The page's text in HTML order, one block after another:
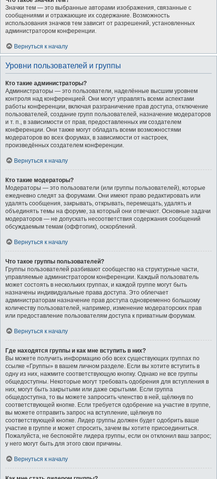
Значки тем — это выбранные авторами изображения, связанные с
сообщениями и отражающие их содержание. Возможность
использования значков тем зависит от разрешений, установленных
администратором конференции.
Вернуться к началу
Уровни пользователей и группы
Кто такие администраторы?
Администраторы — это пользователи, наделённые высшим уровнем
контроля над конференцией. Они могут управлять всеми аспектами
работы конференции, включая разграничение прав доступа, отключение
пользователей, создание групп пользователей, назначение модераторов
и т. п., в зависимости от прав, предоставленных им создателем
конференции. Они также могут обладать всеми возможностями
модераторов во всех форумах, в зависимости от настроек,
произведённых создателем конференции.
Вернуться к началу
Кто такие модераторы?
Модераторы — это пользователи (или группы пользователей), которые
ежедневно следят за форумами. Они имеют право редактировать или
удалять сообщения, закрывать, открывать, перемещать, удалять и
объединять темы на форуме, за который они отвечают. Основные задачи
модераторов — не допускать несоответствия содержания сообщений
обсуждаемым темам (оффтопик), оскорблений.
Вернуться к началу
Что такое группы пользователей?
Группы пользователей разбивают сообщество на структурные части,
управляемые администратором конференции. Каждый пользователь
может состоять в нескольких группах, и каждой группе могут быть
назначены индивидуальные права доступа. Это облегчает
администраторам назначение прав доступа одновременно большому
количеству пользователей, например, изменение модераторских прав
или предоставление пользователям доступа к приватным форумам.
Вернуться к началу
Где находятся группы и как мне вступить в них?
Вы можете получить информацию обо всех существующих группах по
ссылке «Группы» в вашем личном разделе. Если вы хотите вступить в
одну из них, нажмите соответствующую кнопку. Однако не все группы
общедоступны. Некоторые могут требовать одобрения для вступления в
них, могут быть закрытыми или даже скрытыми. Если группа
общедоступна, то вы можете запросить членство в ней, щёлкнув по
соответствующей кнопке. Если требуется одобрение на участие в группе,
вы можете отправить запрос на вступление, щёлкнув по
соответствующей кнопке. Лидер группы должен будет одобрить ваше
участие в группе и может спросить, зачем вы хотите присоединиться.
Пожалуйста, не беспокойте лидера группы, если он отклонил ваш запрос;
у него могут быть для этого свои причины.
Вернуться к началу